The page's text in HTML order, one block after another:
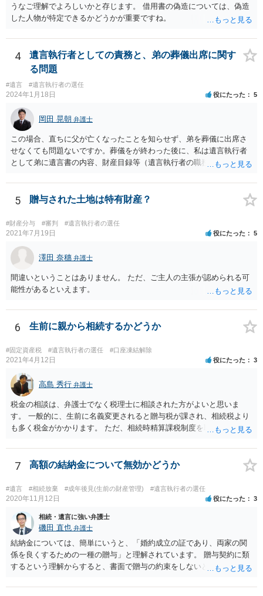
うなご理解でよろしいかと存じます。 借用書の偽造については、偽造
した人物が特定できるかどうかが重要ですね。
4
遺言執行者としての責務と、弟の葬儀出席に関す
る問題
#遺言 #遺言執行者の選任
2024年1月18日 役にたった 5
岡田 晃朝 弁護士
この場合、直ちに父が亡くなったことを知らせず、弟を葬儀に出席さ
せなくても問題ないですか。葬儀をが終わった後に、私は遺言執行者
として弟に遺言書の内容、財産目録等（遺言執行者の職務）を知らせ
るかは喪主の自由です。 呼ばなくてもかまいません。 そもそも、そう
いう法律関係にありません。 遺言の内容と遺産の総額の通知、公正証
で、対応しましょう。 そのあとは遺留分の請求などがあればそれへの
対応となるでしょう。
5 贈与された土地は特有財産？
#財産分与 #審判 #遺言執行者の選任
2021年7月19日 役にたった 5
澤田 奈穗 弁護士
間違いということはありません。 ただ、ご主人の主張が認められる可
能性があるといえます。
6 生前に親から相続するかどうか
#固定資産税 #遺言執行者の選任 #口座凍結解除
2021年4月12日 役にたった 3
高島 秀行 弁護士
税金の相談は、弁護士でなく税理士に相談された方がよいと思いま
す。 一般的に、生前に名義変更されると贈与税が課され、相続税より
も多く税金がかかります。 ただ、相続時精算課税制度を取れば、実質
ういう場合にどれくらい税金がかかるか計算してもらって どういう方
針を取るか決められたらよいと思います。
7 高額の結納金について無効かどうか
#遺言 #相続放棄 #成年後見(生前の財産管理) #遺言執行者の選任
2020年11月12日 役にたった 3
相続・遺言に強い弁護士
磯田 直也 弁護士
結納金については、簡単にいうと、「婚約成立の証であり、両家の関
係を良くするための一種の贈与」と理解されています。 贈与契約に類
するという理解からすると、書面で贈与の約束をしないと相手方は支
ことは困難です。 くれぐれも今後お気をつけください。 弁護士に対応